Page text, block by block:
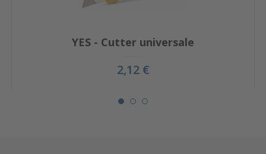
YES - Cutter universale
2,12 €